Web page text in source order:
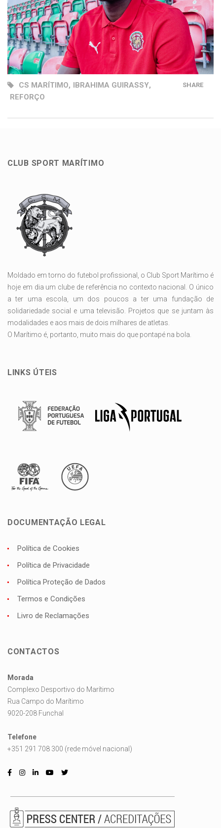
CS MARÍTIMO, IBRAHIMA GUIRASSY,
REFORÇO
SHARE
CLUB SPORT MARÍTIMO
Moldado em torno do futebol profissional, o Club Sport Marítimo é
hoje em dia um clube de referência no contexto nacional. O único
a ter uma escola, um dos poucos a ter uma fundação de
solidariedade social e uma televisão. Projetos que se juntam às
modalidades e aos mais de dois milhares de atletas.
O Marítimo é, portanto, muito mais do que pontapé na bola.
LINKS ÚTEIS
DOCUMENTAÇÃO LEGAL
Política de Cookies
Política de Privacidade
Política Proteção de Dados
Termos e Condições
Livro de Reclamações
CONTACTOS
Morada
Complexo Desportivo do Marítimo
Rua Campo do Marítimo
9020-208 Funchal
Telefone
+351 291 708 300 (rede móvel nacional)